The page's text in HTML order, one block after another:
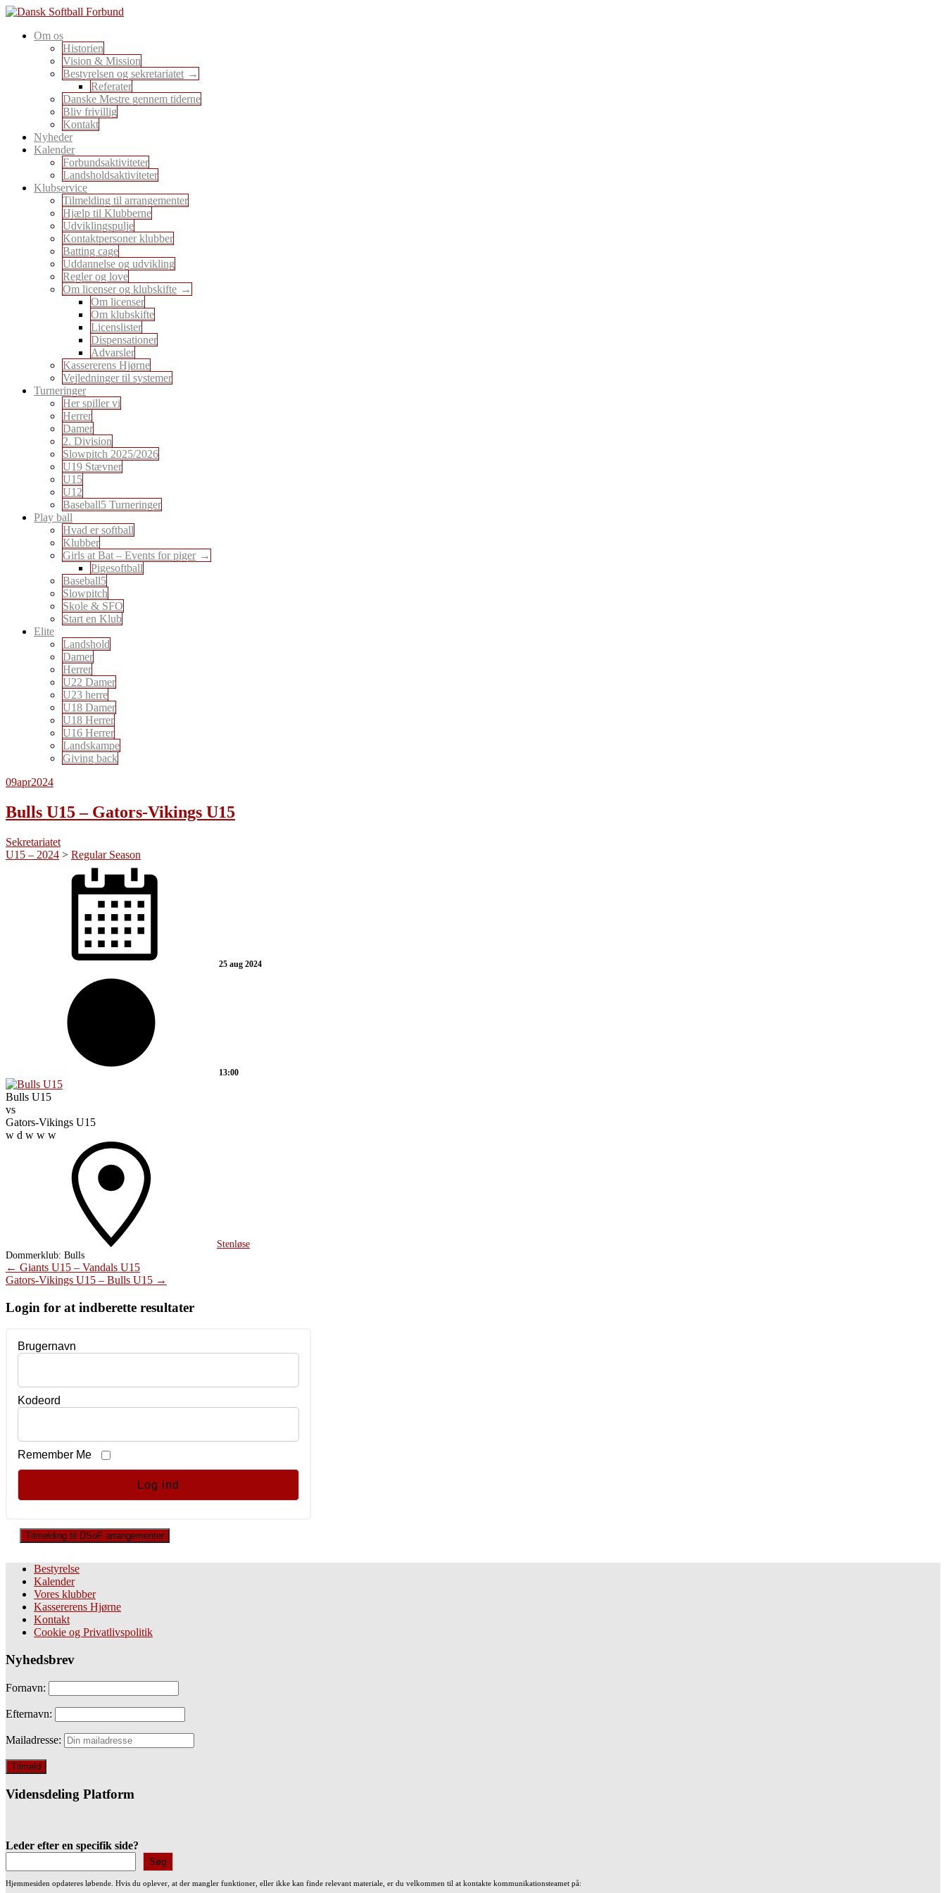
Skip
content
Dansk Softball Forbund
En sport for alle
Om os
Historien
Vision & Mission
Bestyrelsen og sekretariatet
Referater
Danske Mestre gennem tiderne
Bliv frivillig
Kontakt
Nyheder
Kalender
Forbundsaktiviteter
Landsholdsaktiviteter
Klubservice
Tilmelding til arrangementer
Hjælp til Klubberne
Udviklingspulje
Kontaktpersoner klubber
Batting cage
Uddannelse og udvikling
Regler og love
Om licenser og klubskifte
Om licenser
Om klubskifte
Licenslister
Dispensationer
Advarsler
Kassererens Hjørne
Vejledninger til systemer
Turneringer
Her spiller vi
Herrer
Damer
2. Division
Slowpitch 2025/2026
U19 Stævner
U15
U12
Baseball5 Turneringer
Play ball
Hvad er softball
Klubber
Girls at Bat – Events for piger
Pigesoftball
Baseball5
Slowpitch
Skole & SFO
Start en Klub
Elite
Landshold
Damer
Herrer
U22 Damer
U23 herre
U18 Damer
U18 Herrer
U16 Herrer
Landskampe
Giving back
09apr2024
Bulls U15 – Gators-Vikings U15
Sekretariatet
U15 – 2024 > Regular Season
25 aug 2024
13:00
Bulls U15
vs
Gators-Vikings U15
w d w w w
Stenløse
Dommerklub: Bulls
Post
navigation
← Giants U15 – Vandals U15
Gators-Vikings U15 – Bulls U15 →
Login for at indberette resultater
Brugernavn
Kodeord
Remember Me
Tilmelding til DSoF arrangementer
Bestyrelse
Kalender
Vores klubber
Kassererens Hjørne
Kontakt
Cookie og Privatlivspolitik
Nyhedsbrev
Fornavn:
Efternavn:
Mailadresse:
Vidensdeling Platform
Leder efter en specifik side?
Søg
Hjemmesiden opdateres løbende. Hvis du oplever, at der mangler funktioner, eller ikke kan finde relevant materiale, er du velkommen til at kontakte kommunikationsteamet på: